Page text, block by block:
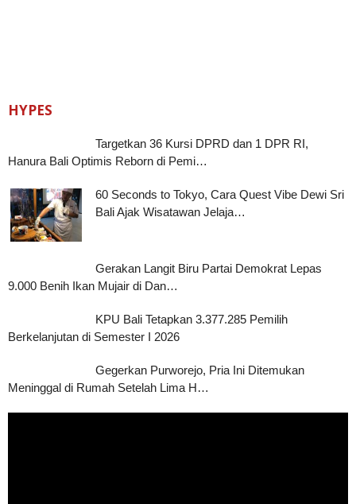
HYPES
Targetkan 36 Kursi DPRD dan 1 DPR RI,
Hanura Bali Optimis Reborn di Pemi…
60 Seconds to Tokyo, Cara Quest Vibe Dewi Sri
Bali Ajak Wisatawan Jelaja…
Gerakan Langit Biru Partai Demokrat Lepas
9.000 Benih Ikan Mujair di Dan…
KPU Bali Tetapkan 3.377.285 Pemilih
Berkelanjutan di Semester I 2026
Gegerkan Purworejo, Pria Ini Ditemukan
Meninggal di Rumah Setelah Lima H…